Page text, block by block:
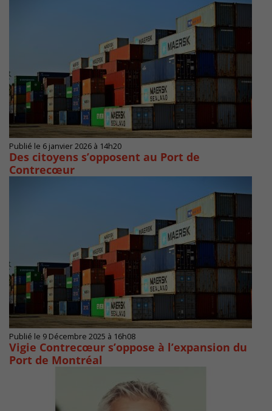
Publié le 6 janvier 2026 à 14h20
Des citoyens s’opposent au Port de
Contrecœur
Publié le 9 Décembre 2025 à 16h08
Vigie Contrecœur s’oppose à l’expansion du
Port de Montréal